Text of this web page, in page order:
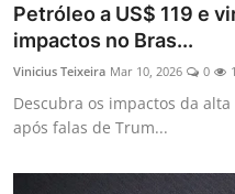
Petróleo a US$ 119 e
impactos no Bras...
Vinicius Teixeira Mar 10, 2026 0
Descubra os impactos da
após falas de Trum...